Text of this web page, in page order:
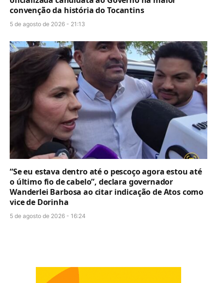
convenção da história do Tocantins
5 de agosto de 2026 - 21:13
“Se eu estava dentro até o pescoço agora estou até
o último fio de cabelo”, declara governador
Wanderlei Barbosa ao citar indicação de Atos como
vice de Dorinha
5 de agosto de 2026 - 16:24